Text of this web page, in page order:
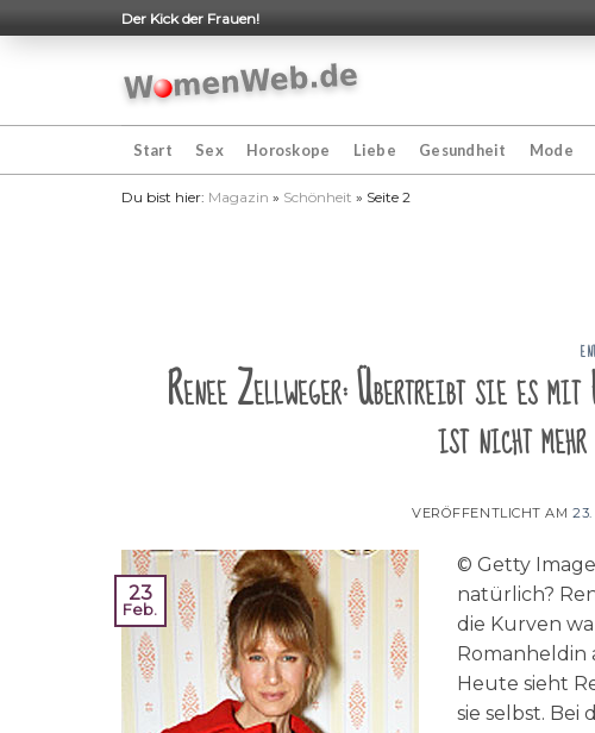
to
Der Kick der Frauen!
Start Sex Horoskope Liebe Gesundheit Mode
Du bist hier: Magazin » Schönheit » Seite 2
Renee Zellweger: Übertreibt sie es
ist nicht
VERÖFFENTLICHT AM
23
Feb.
© Getty
natürlich?
die Kurven
Romanheldin
Heute sieht
sie selbst. Bei